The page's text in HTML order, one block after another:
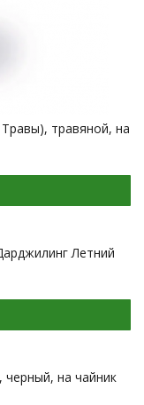
травяной, на
Летний
черный, на чайник